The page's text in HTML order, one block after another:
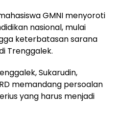
GMNI menyoroti
nasional, mulai
keterbatasan sarana
Trenggalek.
Sukarudin,
memandang persoalan
yang harus menjadi